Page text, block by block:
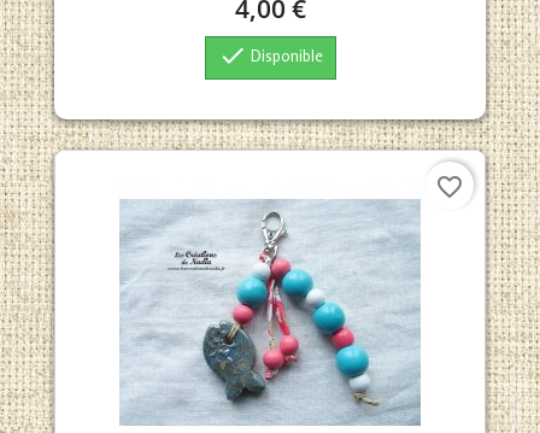
4,00 €
 Disponible
favorite_border